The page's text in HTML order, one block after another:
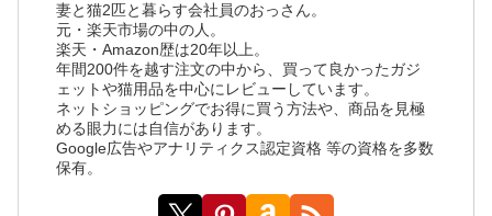
妻と猫2匹と暮らす会社員のおっさん。
元・楽天市場の中の人。
楽天・Amazon歴は20年以上。
年間200件を越す注文の中から、買って良かったガジ
ェットや猫用品を中心にレビューしています。
ネットショッピングでお得に買う方法や、商品を見極
める眼力には自信があります。
Google広告やアナリティクス認定資格 等の資格を多数
保有。